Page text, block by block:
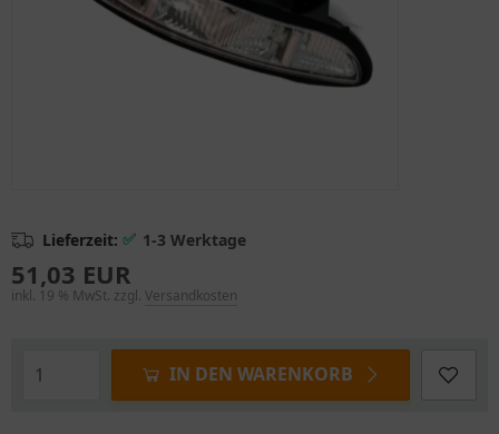
Lieferzeit: ✅ 1-3 Werktage
51,03 EUR
inkl. 19 % MwSt. zzgl. Versandkosten
IN DEN WARENKORB